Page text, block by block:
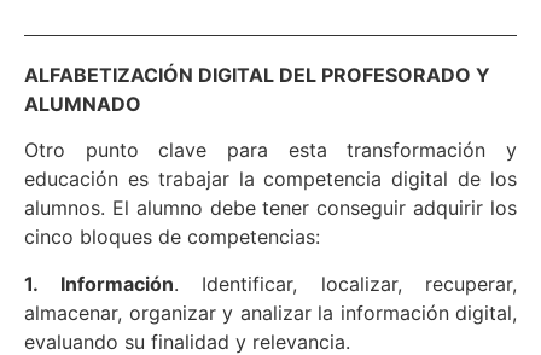
ALFABETIZACIÓN DIGITAL DEL PROFESORADO Y
ALUMNADO
Otro punto clave para esta transformación y
educación es trabajar la competencia digital de los
alumnos. El alumno debe tener conseguir adquirir los
cinco bloques de competencias:
1. Información. Identificar, localizar, recuperar,
almacenar, organizar y analizar la información digital,
evaluando su finalidad y relevancia.